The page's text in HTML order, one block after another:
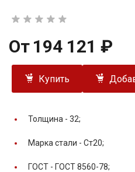
От 194 121 ₽
Купить
Толщина - 32;
Марка стали - Ст20;
ГОСТ - ГОСТ 8560-78;